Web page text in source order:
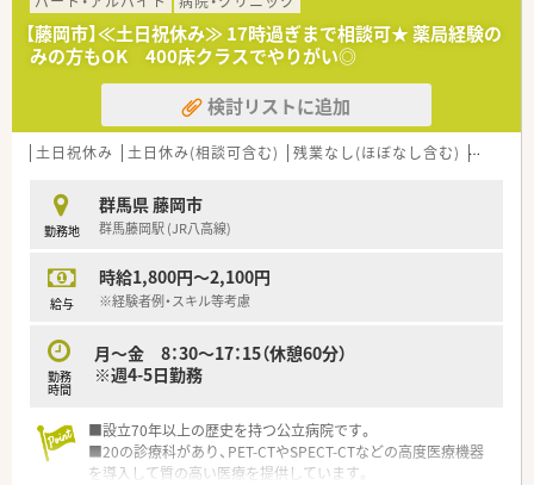
【藤岡市】≪土日祝休み≫ 17時過ぎまで相談可★ 薬局経験の
みの方もOK 400床クラスでやりがい◎
検討リストに追加
土日祝休み 土日休み(相談可含む) 残業なし(ほぼなし含む) 転勤な
勤務地
群馬県 藤岡市
群馬藤岡駅 (JR八高線)
給与
時給1,800円～2,100円
※経験者例・スキル等考慮
勤務
時間
月～金 8：30～17：15（休憩60分）
※週4-5日勤務
■設立70年以上の歴史を持つ公立病院です。
■20の診療科があり、PET-CTやSPECT-CTなどの高度医療機器
を導入して質の高い医療を提供しています。